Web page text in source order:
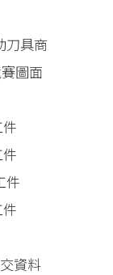
刀具商
圖面
件
資料